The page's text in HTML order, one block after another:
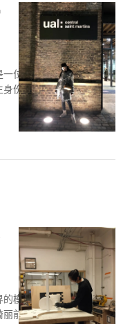
位“半路出家”者。从小
身份进…
模糊化，大家几乎无不
丽前景。…